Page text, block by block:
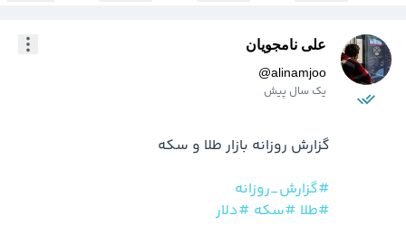
علی نامجویان
@alinamjoo
یک سال پیش
#گزارش_روزانه
#طلا #سکه #دلار